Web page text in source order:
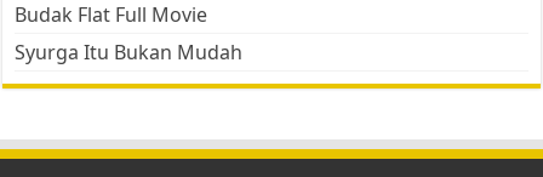
Budak Flat Full Movie
Syurga Itu Bukan Mudah